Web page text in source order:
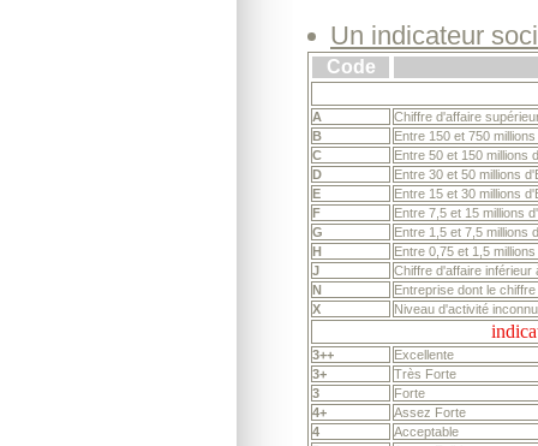
Un indicateur
Code
A
Chiffre d'affaire
B
Entre 150 et 750
C
Entre 50 et 150 millions
D
Entre 30 et 50 millions
E
Entre 15 et 30 millions
F
Entre 7,5 et 15 millions
G
Entre 1,5 et 7,5 millions
H
Entre 0,75 et 1,5
J
Chiffre d'affaire inférieur
N
Entreprise dont le
X
Niveau d'activité
3++
Excellente
3+
Très Forte
3
Forte
4+
Assez Forte
4
Acceptable